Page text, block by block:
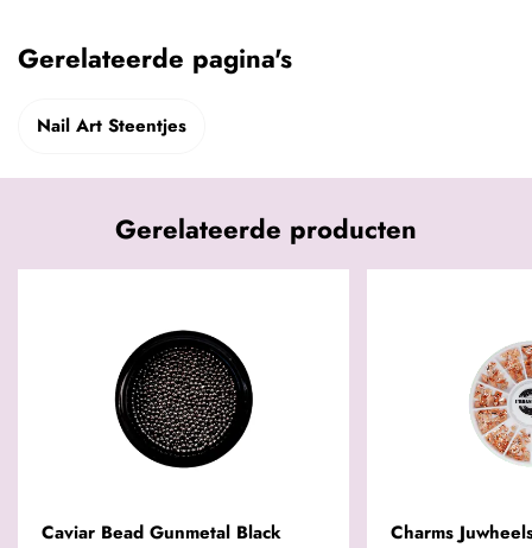
Gerelateerde pagina's
Nail Art Steentjes
Gerelateerde producten
Caviar Bead Gunmetal Black
Charms